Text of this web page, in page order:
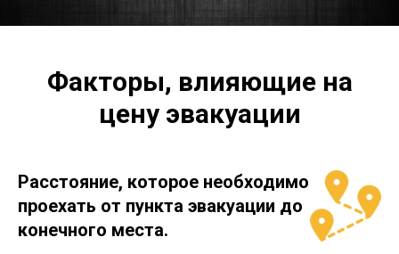
Факторы, влияющие на
цену эвакуации
Расстояние, которое необходимо
проехать от пункта эвакуации до
конечного места.